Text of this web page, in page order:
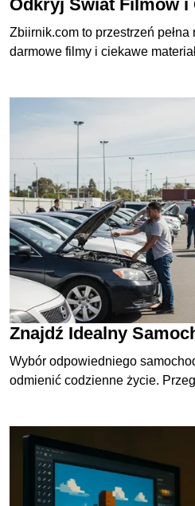
Odkryj Świat Filmów i
Zbiirnik.com to przestrzeń
darmowe filmy i ciekawe
Znajdź Idealny
Wybór odpowiedniego
odmienić codzienne życie.